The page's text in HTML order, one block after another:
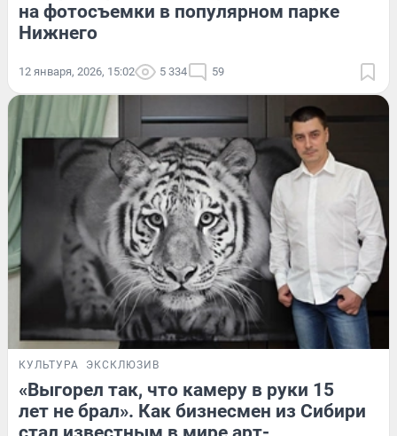
на фотосъемки в популярном парке
Нижнего
12 января, 2026, 15:02 5 334 59
КУЛЬТУРА ЭКСКЛЮЗИВ
«Выгорел так, что камеру в руки 15
лет не брал». Как бизнесмен из Сибири